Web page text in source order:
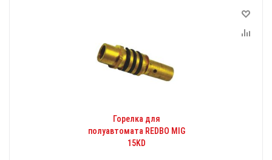
Горелка для
полуавтомата REDBO MIG
15KD